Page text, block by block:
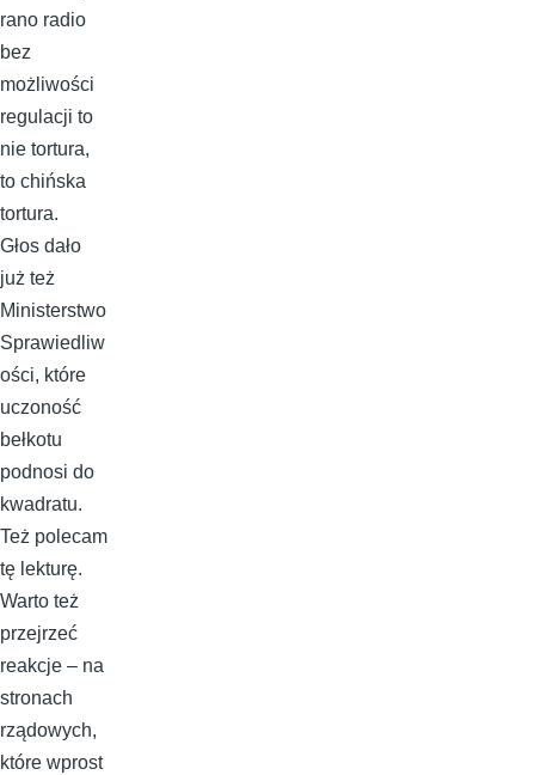
rano radio
bez
możliwości
regulacji to
nie tortura,
to chińska
tortura.
Głos dało
już też
Ministerstwo
Sprawiedliw
ości, które
uczoność
bełkotu
podnosi do
kwadratu.
Też polecam
tę lekturę.
Warto też
przejrzeć
reakcje – na
stronach
rządowych,
które wprost